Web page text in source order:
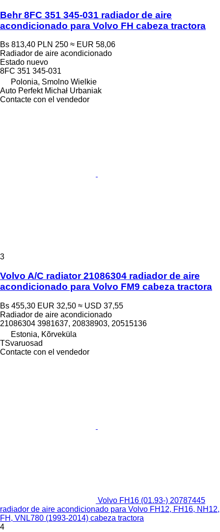
Behr 8FC 351 345-031 radiador de aire
acondicionado para Volvo FH cabeza tractora
Bs 813,40 PLN 250 ≈ EUR 58,06
Radiador de aire acondicionado
Estado nuevo
8FC 351 345-031
Polonia, Smolno Wielkie
Auto Perfekt Michał Urbaniak
Contacte con el vendedor
3
Volvo A/C radiator 21086304 radiador de aire
acondicionado para Volvo FM9 cabeza tractora
Bs 455,30 EUR 32,50 ≈ USD 37,55
Radiador de aire acondicionado
21086304 3981637, 20838903, 20515136
Estonia, Kõrveküla
TSvaruosad
Contacte con el vendedor
Volvo FH16 (01.93-) 20787445
radiador de aire acondicionado para Volvo FH12, FH16, NH12,
FH, VNL780 (1993-2014) cabeza tractora
4